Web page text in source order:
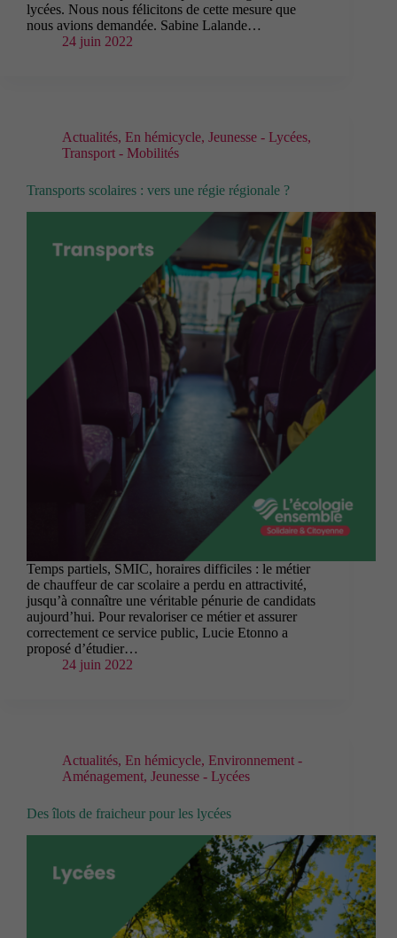
lycées. Nous nous félicitons de cette mesure que
nous avions demandée. Sabine Lalande…
24 juin 2022
Actualités, En hémicycle, Jeunesse - Lycées,
Transport - Mobilités
Transports scolaires : vers une régie régionale ?
Temps partiels, SMIC, horaires difficiles : le métier
de chauffeur de car scolaire a perdu en attractivité,
jusqu’à connaître une véritable pénurie de candidats
aujourd’hui. Pour revaloriser ce métier et assurer
correctement ce service public, Lucie Etonno a
proposé d’étudier…
24 juin 2022
Actualités, En hémicycle, Environnement -
Aménagement, Jeunesse - Lycées
Des îlots de fraicheur pour les lycées